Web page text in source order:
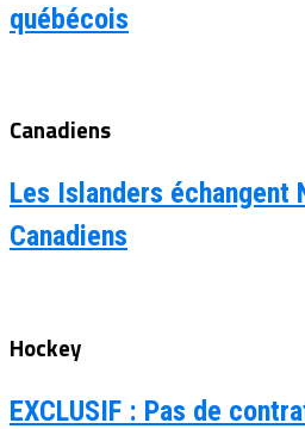
québécois
Canadiens
Les Islanders échangent
Canadiens
Hockey
EXCLUSIF : Pas de